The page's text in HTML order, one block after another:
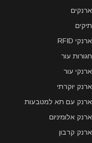
ארנקים
תיקים
ארנקי RFID
חגורות עור
ארנקי עור
ארנק יוקרתי
ארנק עם תא למטבעות
ארנק אלומיניום
ארנק קרבון